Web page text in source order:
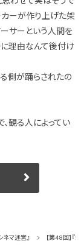
カーが作り上げた架
ーサーという人間を
に理由なんて後付け
側が踊らされたの
観る人によってい
ネマ迷宮』 【第48回】『ジ